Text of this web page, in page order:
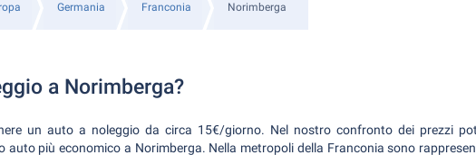
Germania Franconia Norimberga
a Norimberga?
un auto a noleggio da circa 15€/giorno. Nel nostro confronto dei prezzi
più economico a Norimberga. Nella metropoli della Franconia sono